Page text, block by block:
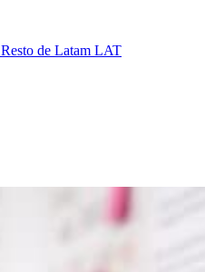
Resto de Latam LAT